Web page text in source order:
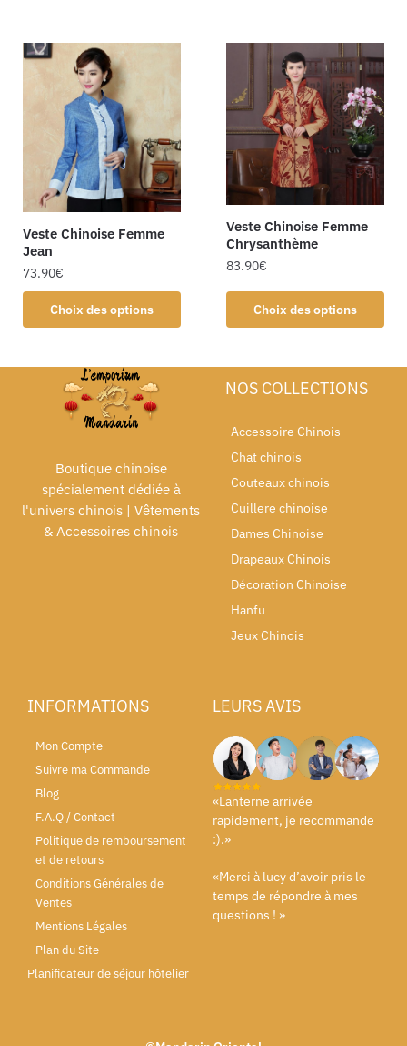
Veste Chinoise Femme
Jean
73.90€
Choix des options
Veste Chinoise Femme
Chrysanthème
83.90€
Choix des options
Boutique chinoise
spécialement dédiée à
l'univers chinois | Vêtements
& Accessoires chinois
NOS COLLECTIONS
Accessoire Chinois
Chat chinois
Couteaux chinois
Cuillere chinoise
Dames Chinoise
Drapeaux Chinois
Décoration Chinoise
Hanfu
Jeux Chinois
INFORMATIONS
Mon Compte
Suivre ma Commande
Blog
F.A.Q / Contact
Politique de remboursement
et de retours
Conditions Générales de
Ventes
Mentions Légales
Plan du Site
Planificateur de séjour hôtelier
LEURS AVIS
«Lanterne arrivée
rapidement, je recommande
:).»
«Merci à lucy d’avoir pris le
temps de répondre à mes
questions ! »